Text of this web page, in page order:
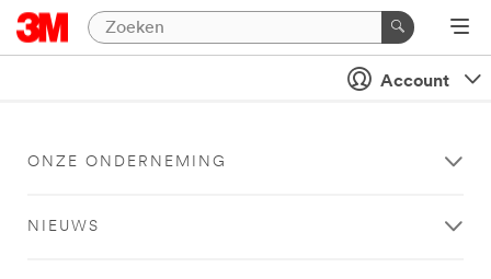
Account
ONZE ONDERNEMING
NIEUWS